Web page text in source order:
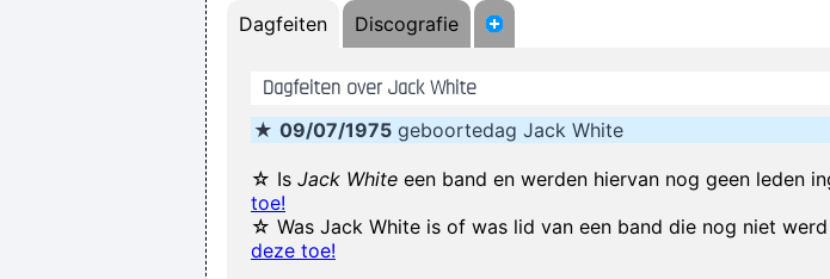
I declare that the Beatles are mutants Prototypes of evolutionary
Drugs Are A Waste Of Time They Destroy Your Memory And Your
I think pop music has done more for oral
If I ever get to go to the moon, I'll probably just stand on the
I have been happier in the past week than I ever imagined possible
Dagfeiten
Dagfeiten over Jack White
★ 09/07/1975 geboortedag Jack White
☆ Is Jack White een band en werden hiervan nog geen leden
toe!
☆ Was Jack White is of was lid van een band die nog niet
deze toe!
Discografie